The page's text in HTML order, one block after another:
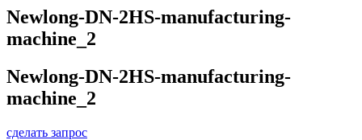
Newlong-DN-2HS-manufacturing-
machine_2
Newlong-DN-2HS-manufacturing-
machine_2
сделать запрос